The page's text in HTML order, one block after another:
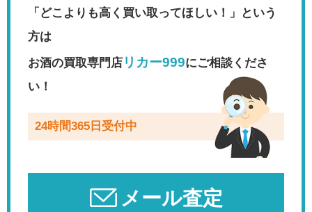
「どこよりも高く買い取ってほしい！」という
方は
お酒の買取専門店 リカー999にご相談くださ
い！
24時間365日受付中
メール査定